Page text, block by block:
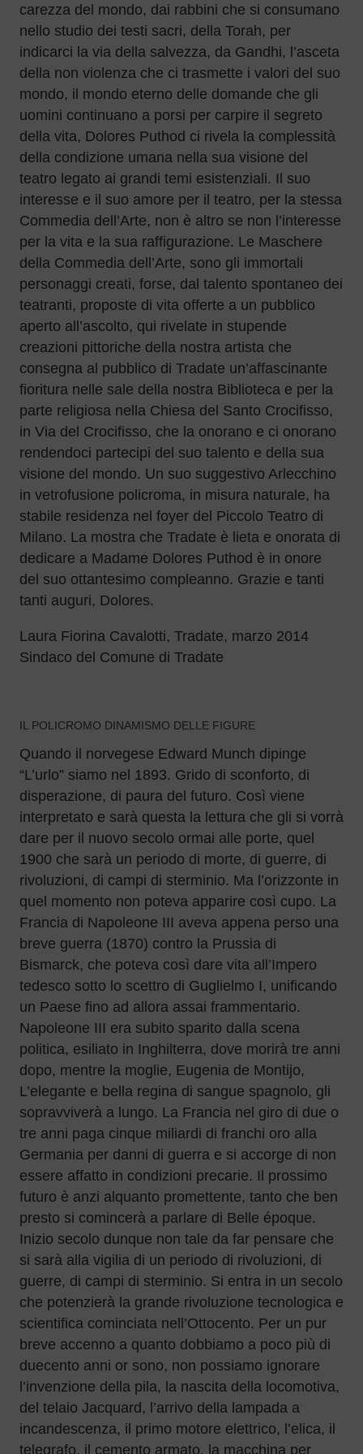
carezza del mondo, dai rabbini che si consumano
nello studio dei testi sacri, della Torah, per
indicarci la via della salvezza, da Gandhi, l’asceta
della non violenza che ci trasmette i valori del suo
mondo, il mondo eterno delle domande che gli
uomini continuano a porsi per carpire il segreto
della vita, Dolores Puthod ci rivela la complessità
della condizione umana nella sua visione del
teatro legato ai grandi temi esistenziali. Il suo
interesse e il suo amore per il teatro, per la stessa
Commedia dell’Arte, non è altro se non l’interesse
per la vita e la sua raffigurazione. Le Maschere
della Commedia dell’Arte, sono gli immortali
personaggi creati, forse, dal talento spontaneo dei
teatranti, proposte di vita offerte a un pubblico
aperto all’ascolto, qui rivelate in stupende
creazioni pittoriche della nostra artista che
consegna al pubblico di Tradate un’affascinante
fioritura nelle sale della nostra Biblioteca e per la
parte religiosa nella Chiesa del Santo Crocifisso,
in Via del Crocifisso, che la onorano e ci onorano
rendendoci partecipi del suo talento e della sua
visione del mondo. Un suo suggestivo Arlecchino
in vetrofusione policroma, in misura naturale, ha
stabile residenza nel foyer del Piccolo Teatro di
Milano. La mostra che Tradate è lieta e onorata di
dedicare a Madame Dolores Puthod è in onore
del suo ottantesimo compleanno. Grazie e tanti
tanti auguri, Dolores.
Laura Fiorina Cavalotti, Tradate, marzo 2014
Sindaco del Comune di Tradate
IL POLICROMO DINAMISMO DELLE FIGURE
Quando il norvegese Edward Munch dipinge
“L’urlo” siamo nel 1893. Grido di sconforto, di
disperazione, di paura del futuro. Così viene
interpretato e sarà questa la lettura che gli si vorrà
dare per il nuovo secolo ormai alle porte, quel
1900 che sarà un periodo di morte, di guerre, di
rivoluzioni, di campi di sterminio. Ma l’orizzonte in
quel momento non poteva apparire così cupo. La
Francia di Napoleone III aveva appena perso una
breve guerra (1870) contro la Prussia di
Bismarck, che poteva così dare vita all’Impero
tedesco sotto lo scettro di Guglielmo I, unificando
un Paese fino ad allora assai frammentario.
Napoleone III era subito sparito dalla scena
politica, esiliato in Inghilterra, dove morirà tre anni
dopo, mentre la moglie, Eugenia de Montijo,
L’elegante e bella regina di sangue spagnolo, gli
sopravviverà a lungo. La Francia nel giro di due o
tre anni paga cinque miliardi di franchi oro alla
Germania per danni di guerra e si accorge di non
essere affatto in condizioni precarie. Il prossimo
futuro è anzi alquanto promettente, tanto che ben
presto si comincerà a parlare di Belle époque.
Inizio secolo dunque non tale da far pensare che
si sarà alla vigilia di un periodo di rivoluzioni, di
guerre, di campi di sterminio. Si entra in un secolo
che potenzierà la grande rivoluzione tecnologica e
scientifica cominciata nell’Ottocento. Per un pur
breve accenno a quanto dobbiamo a poco più di
duecento anni or sono, non possiamo ignorare
l’invenzione della pila, la nascita della locomotiva,
del telaio Jacquard, l’arrivo della lampada a
incandescenza, il primo motore elettrico, l’elica, il
telegrafo, il cemento armato, la macchina per